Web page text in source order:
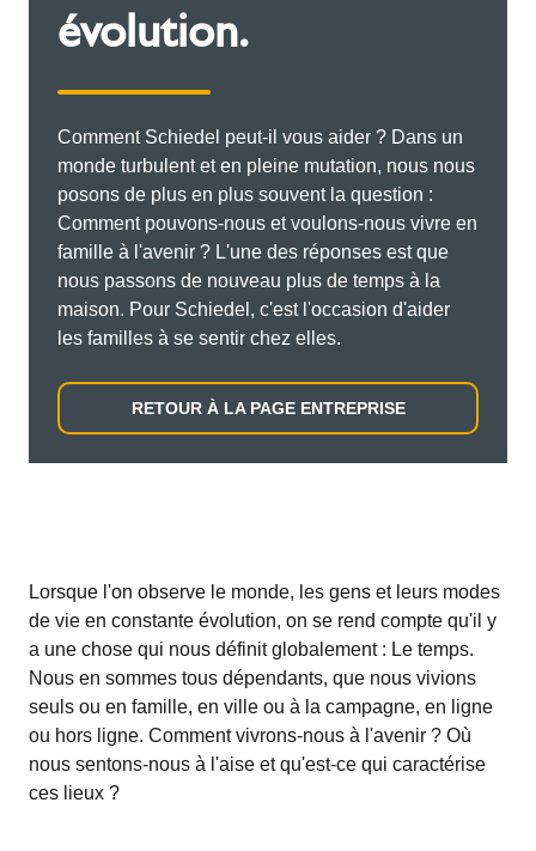
évolution.
Comment Schiedel peut-il vous aider ? Dans un
monde turbulent et en pleine mutation, nous nous
posons de plus en plus souvent la question :
Comment pouvons-nous et voulons-nous vivre en
famille à l'avenir ? L'une des réponses est que
nous passons de nouveau plus de temps à la
maison. Pour Schiedel, c'est l'occasion d'aider
les familles à se sentir chez elles.
RETOUR À LA PAGE ENTREPRISE
Lorsque l'on observe le monde, les gens et leurs modes
de vie en constante évolution, on se rend compte qu'il y
a une chose qui nous définit globalement : Le temps.
Nous en sommes tous dépendants, que nous vivions
seuls ou en famille, en ville ou à la campagne, en ligne
ou hors ligne. Comment vivrons-nous à l'avenir ? Où
nous sentons-nous à l'aise et qu'est-ce qui caractérise
ces lieux ?